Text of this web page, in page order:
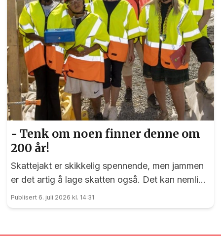
- Tenk om noen finner denne om
200 år!
Skattejakt er skikkelig spennende, men jammen
er det artig å lage skatten også. Det kan nemlig
elevene ved Vilberg barneskole skrive under på.
Denne saken ble publisert for første gang 15. juni
Publisert 6. juli 2026 kl. 14:31